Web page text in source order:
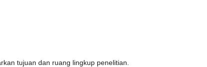
tujuan dan ruang lingkup penelitian.